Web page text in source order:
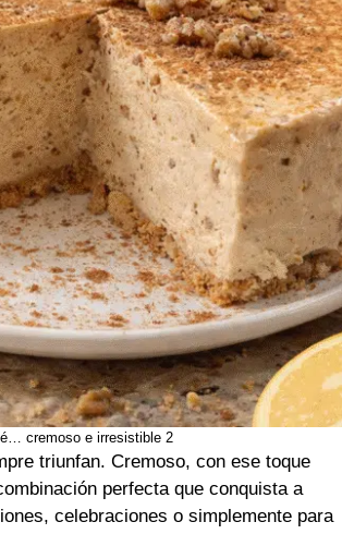
cremoso e irresistible 2
triunfan. Cremoso, con ese toque
perfecta que conquista a
celebraciones o simplemente para